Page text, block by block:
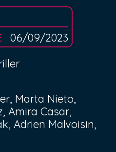
06/09/2023
Marta Nieto,
Amira Casar,
Adrien Malvoisin,